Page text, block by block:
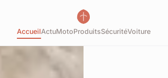
AccueilActuMotoProduitsSécuritéVoiture